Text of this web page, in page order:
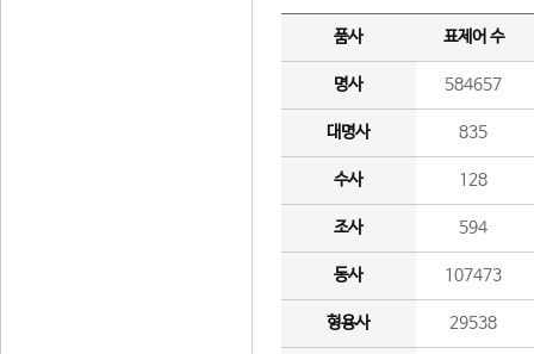
품사 표제어 수
명사 584657
대명사 835
수사 128
조사 594
동사 107473
형용사 29538